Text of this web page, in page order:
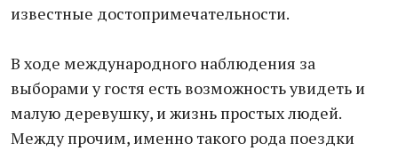
известные достопримечательности.
В ходе международного наблюдения за
выборами у гостя есть возможность увидеть и
малую деревушку, и жизнь простых людей.
Между прочим, именно такого рода поездки